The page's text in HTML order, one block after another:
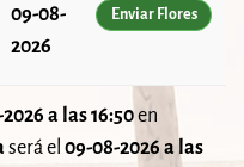
09-08-
2026
Enviar Flores
a las 16:50en
será el 09-08-2026 a las